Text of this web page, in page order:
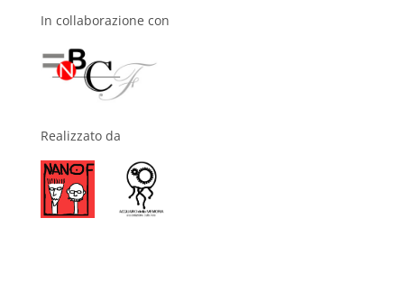
In collaborazione con
Realizzato da